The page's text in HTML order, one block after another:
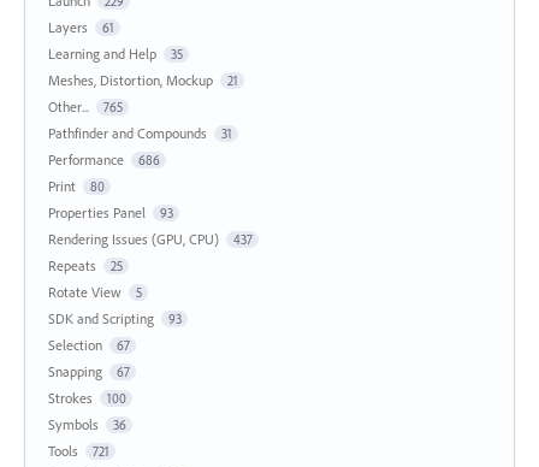
Layers 61
Learning and Help 35
Meshes, Distortion, Mockup 21
Other... 765
Pathfinder and Compounds 31
Performance 686
Print 80
Properties Panel 93
Rendering Issues (GPU, CPU) 437
Repeats 25
Rotate View 5
SDK and Scripting 93
Selection 67
Snapping 67
Strokes 100
Symbols 36
Tools 721